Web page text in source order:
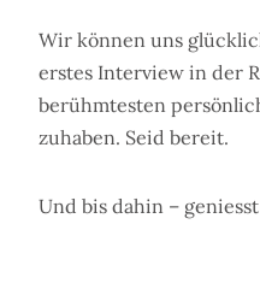
Wir können uns
erstes Interview in der
berühmtesten
zuhaben. Seid bereit.
Und bis dahin –